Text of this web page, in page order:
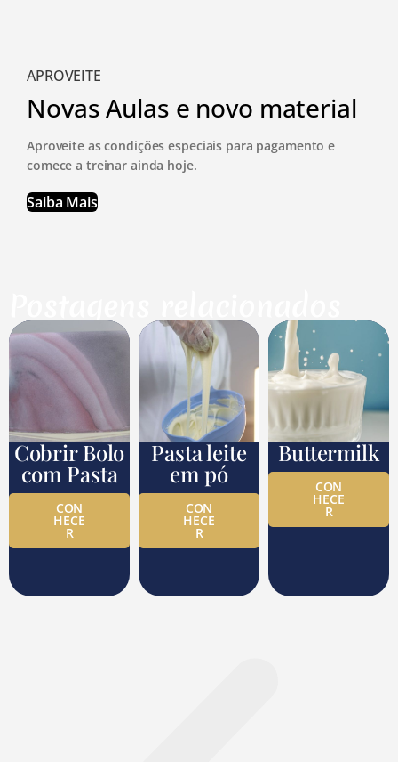
APROVEITE
Novas Aulas e novo material
Aproveite as condições especiais para pagamento e
comece a treinar ainda hoje.
Saiba Mais
Cobrir Bolo
com Pasta
CON
HECE
R
Pasta leite
em pó
CON
HECE
R
Buttermilk
CON
HECE
R